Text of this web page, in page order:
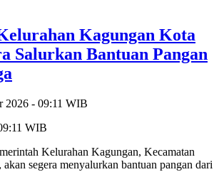
Kagungan Kota
Salurkan Bantuan Pangan
2026 - 09:11 WIB
WIB
Kelurahan Kagungan, Kecamatan
segera menyalurkan bantuan pangan dari